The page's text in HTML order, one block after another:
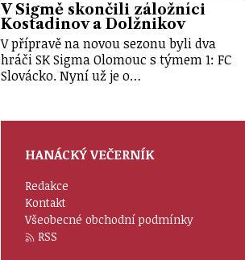
V Sigmě skončili záložníci
Kostadinov a Dolžnikov
V přípravě na novou sezonu byli dva
hráči SK Sigma Olomouc s týmem 1: FC
Slovácko. Nyní už je o…
HANÁCKÝ VEČERNÍK
Redakce
Kontakt
Všeobecné obchodní podmínky
RSS